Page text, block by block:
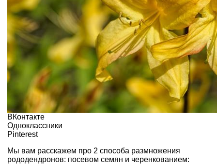
ВКонтакте
Одноклассники
Pinterest
Мы вам расскажем про 2 способа размножения
рододендронов: посевом семян и черенкованием: